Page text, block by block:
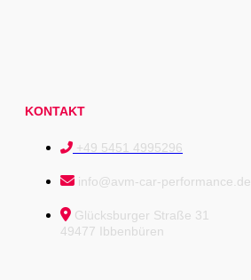
KONTAKT
+49 5451 4995296
info@avm-car-performance.de
Glücksburger Straße 31
49477 Ibbenbüren